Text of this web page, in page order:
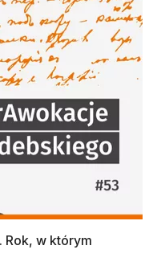
Rok, w którym